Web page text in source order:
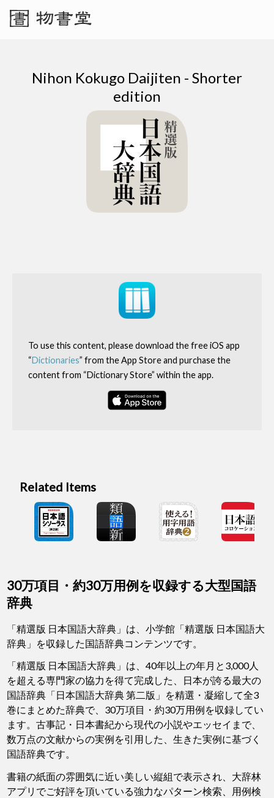
Nihon Kokugo Daijiten - Shorter
edition
To use this content, please download the free iOS app
“Dictionaries” from the App Store and purchase the
content from “Dictionary Store” within the app.
Related Items
30万項目・約30万用例を収録する大型国語
辞典
「精選版 日本国語大辞典」は、小学館「精選版 日本国語大
辞典」を収録した国語辞典コンテンツです。
「精選版 日本国語大辞典」は、40年以上の年月と3,000人
を超える専門家の協力を得て完成した、日本が誇る最大の
国語辞典「日本国語大辞典 第二版」を精選・凝縮して全3
巻にまとめた辞典で、30万項目・約30万用例を収録してい
ます。古事記・日本書紀から現代の小説やエッセイまで、
数万点の文献からの実例を引用した、生きた実例に基づく
国語辞典です。
書籍の紙面の雰囲気に近い美しい縦組で表示され、大辞林
アプリでご好評を頂いている強力なパターン検索、用例検